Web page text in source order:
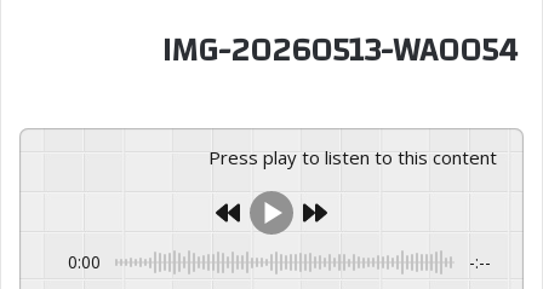
IMG-20260513-WA0054
Press play to listen to this content
0:00 -:--